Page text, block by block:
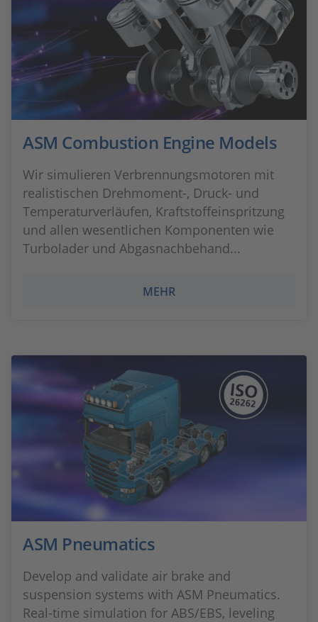
ASM Combustion Engine Models
Wir simulieren Verbrennungsmotoren mit
realistischen Drehmoment-, Druck- und
Temperaturverläufen, Kraftstoffeinspritzung
und allen wesentlichen Komponenten wie
Turbolader und Abgasnachbehand...
MEHR
ASM Pneumatics
Develop and validate air brake and
suspension systems with ASM Pneumatics.
Real-time simulation for ABS/EBS, leveling